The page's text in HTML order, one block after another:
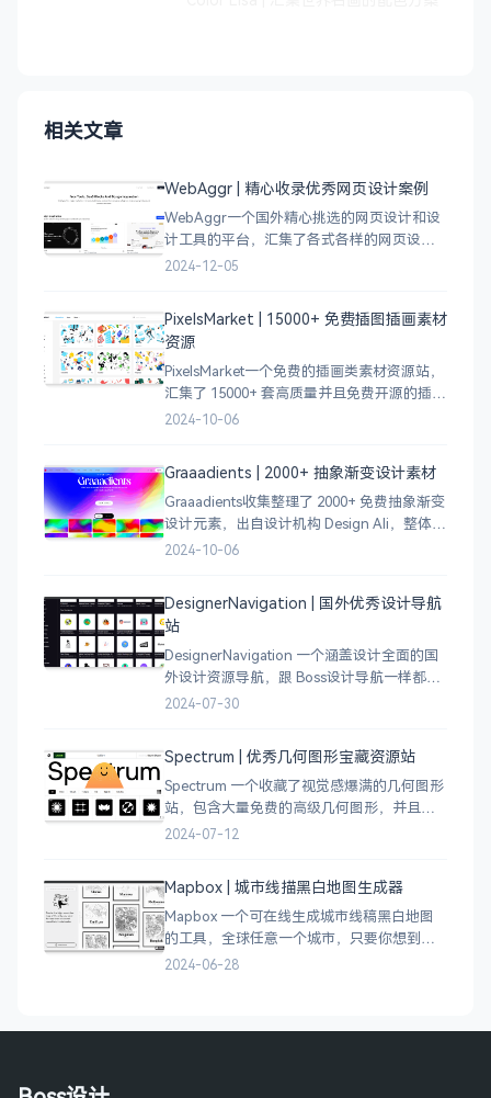
相关文章
WebAggr | 精心收录优秀网页设计案例
WebAggr一个国外精心挑选的网页设计和设
计工具的平台，汇集了各式各样的网页设计
案例，涵盖个人博客、时尚、设计、机构、
计，应
2024-12-05
PixelsMarket | 15000+ 免费插图插画素材
资源
PixelsMarket一个免费的插画类素材资源站，
汇集了 15000+ 套高质量并且免费开源的插图
插画和图标资源。
2024-10-06
Graaadients | 2000+ 抽象渐变设计素材
Graaadients收集整理了 2000+ 免费抽象渐变
设计元素，出自设计机构 Design Ali，整体渐
变色比较鲜艳，更像是 AI 生成的元素，需要
2024-10-06
DesignerNavigation | 国外优秀设计导航
站
DesignerNavigation 一个涵盖设计全面的国
外设计资源导航，跟 Boss设计导航一样都是
分门别类的划分设计灵感、资讯、UI 资源、
2024-07-30
Spectrum | 优秀几何图形宝藏资源站
Spectrum 一个收藏了视觉感爆满的几何图形
站，包含大量免费的高级几何图形，并且每
周都会更新 100 个几何图案，不断的完善能
2024-07-12
Mapbox | 城市线描黑白地图生成器
Mapbox 一个可在线生成城市线稿黑白地图
的工具，全球任意一个城市，只要你想到的
城市，直接搜索城市名称，自动生成该城市
2024-06-28